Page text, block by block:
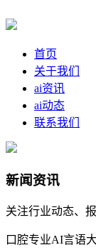
首页
关于我们
ai资讯
ai动态
联系我们
新闻资讯
关注行业动态、
口腔专业AI言语